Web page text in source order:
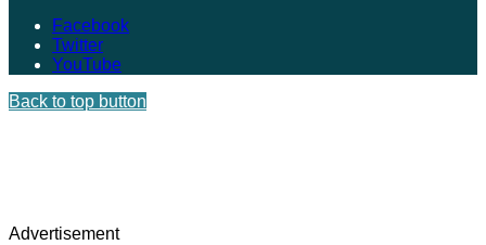
Facebook
Twitter
YouTube
Back to top button
Advertisement